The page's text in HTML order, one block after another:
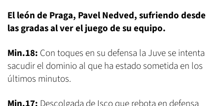
El león de Praga, Pavel Nedved, sufriendo desde
las gradas al ver el juego de su equipo.
Min.18: Con toques en su defensa la Juve se intenta
sacudir el dominio al que ha estado sometida en los
últimos minutos.